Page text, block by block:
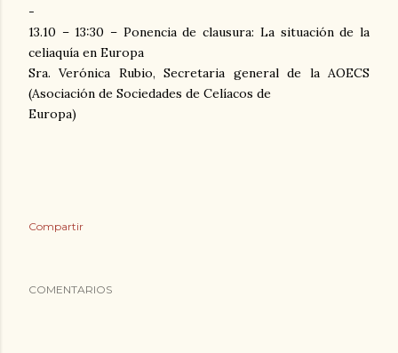
-
13.10 – 13:30 – Ponencia de clausura: La situación de la
celiaquía en Europa
Sra. Verónica Rubio, Secretaria general de la AOECS
(Asociación de Sociedades de Celíacos de
Europa)
Compartir
COMENTARIOS